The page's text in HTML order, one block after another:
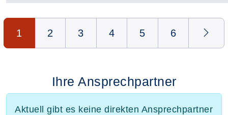
1 2 3 4 5 6
Ihre Ansprechpartner
Aktuell gibt es keine direkten Ansprechpartner